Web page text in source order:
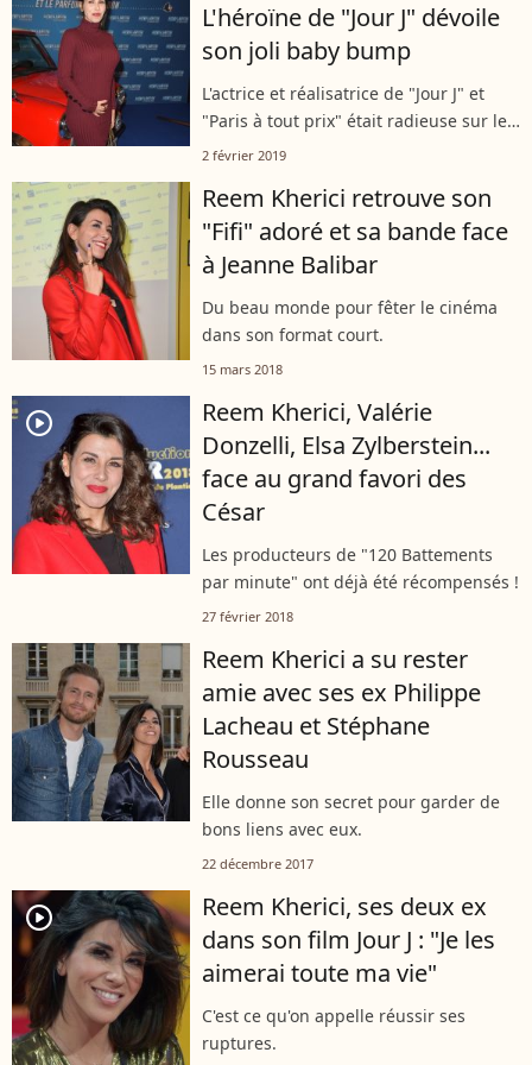
L'héroïne de "Jour J" dévoile
son joli baby bump
L'actrice et réalisatrice de "Jour J" et
"Paris à tout prix" était radieuse sur le
tapis rouge du film "Nicky Larson et le
elle avait une excellente...
2 février 2019
Reem Kherici retrouve son
"Fifi" adoré et sa bande face
à Jeanne Balibar
Du beau monde pour fêter le cinéma
dans son format court.
15 mars 2018
player2
Reem Kherici, Valérie
Donzelli, Elsa Zylberstein...
face au grand favori des
César
Les producteurs de "120 Battements
par minute" ont déjà été récompensés !
27 février 2018
Reem Kherici a su rester
amie avec ses ex Philippe
Lacheau et Stéphane
Rousseau
Elle donne son secret pour garder de
bons liens avec eux.
22 décembre 2017
player2
Reem Kherici, ses deux ex
dans son film Jour J : "Je les
aimerai toute ma vie"
C'est ce qu'on appelle réussir ses
ruptures.